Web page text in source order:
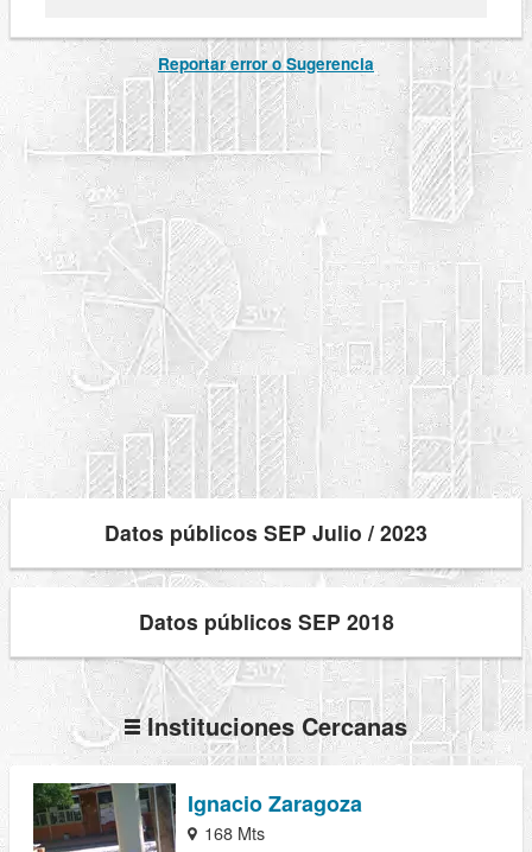
Reportar error o Sugerencia
Datos públicos SEP Julio / 2023
Datos públicos SEP 2018
Instituciones Cercanas
Ignacio Zaragoza
168 Mts